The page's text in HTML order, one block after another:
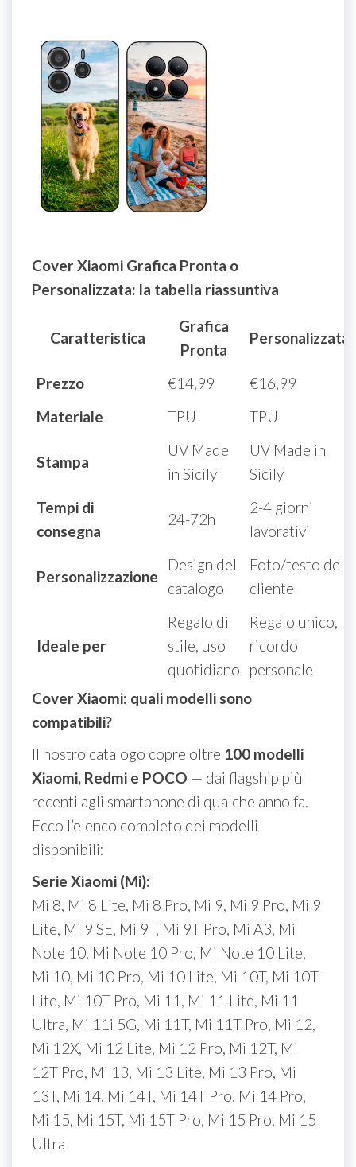
Cover Xiaomi Grafica Pronta o
Personalizzata: la tabella riassuntiva
Caratteristica
Grafica
Pronta
Personalizzata
Prezzo €14,99
€16,99
Materiale
TPU TPU
Stampa
UV Made
in Sicily
UV Made in
Sicily
Tempi di
consegna
24-72h
2-4 giorni
lavorativi
Personalizzazione
Design del
catalogo
Foto/testo del
cliente
Ideale per
Regalo di
stile, uso
quotidiano
Regalo unico,
ricordo
personale
Cover Xiaomi: quali modelli sono
compatibili?
Il nostro catalogo copre oltre 100 modelli
Xiaomi, Redmi e POCO — dai flagship più
recenti agli smartphone di qualche anno fa.
Ecco l’elenco completo dei modelli
disponibili:
Serie Xiaomi (Mi):
Mi 8, Mi 8 Lite, Mi 8 Pro, Mi 9, Mi 9 Pro, Mi 9
Lite, Mi 9 SE, Mi 9T, Mi 9T Pro, Mi A3, Mi
Note 10, Mi Note 10 Pro, Mi Note 10 Lite,
Mi 10, Mi 10 Pro, Mi 10 Lite, Mi 10T, Mi 10T
Lite, Mi 10T Pro, Mi 11, Mi 11 Lite, Mi 11
Ultra, Mi 11i 5G, Mi 11T, Mi 11T Pro, Mi 12,
Mi 12X, Mi 12 Lite, Mi 12 Pro, Mi 12T, Mi
12T Pro, Mi 13, Mi 13 Lite, Mi 13 Pro, Mi
13T, Mi 14, Mi 14T, Mi 14T Pro, Mi 14 Pro,
Mi 15, Mi 15T, Mi 15T Pro, Mi 15 Pro, Mi 15
Ultra